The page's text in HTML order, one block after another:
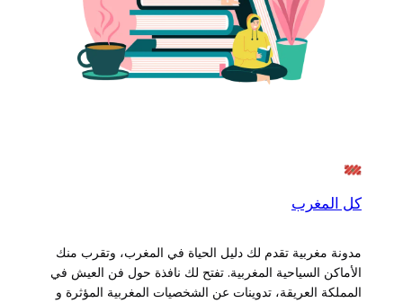
كل المغرب
مدونة مغربية تقدم لك دليل الحياة في المغرب، وتقرب منك
الأماكن السياحية المغربية. تفتح لك نافذة حول فن العيش في
المملكة العريقة، تدوينات عن الشخصيات المغربية المؤثرة و